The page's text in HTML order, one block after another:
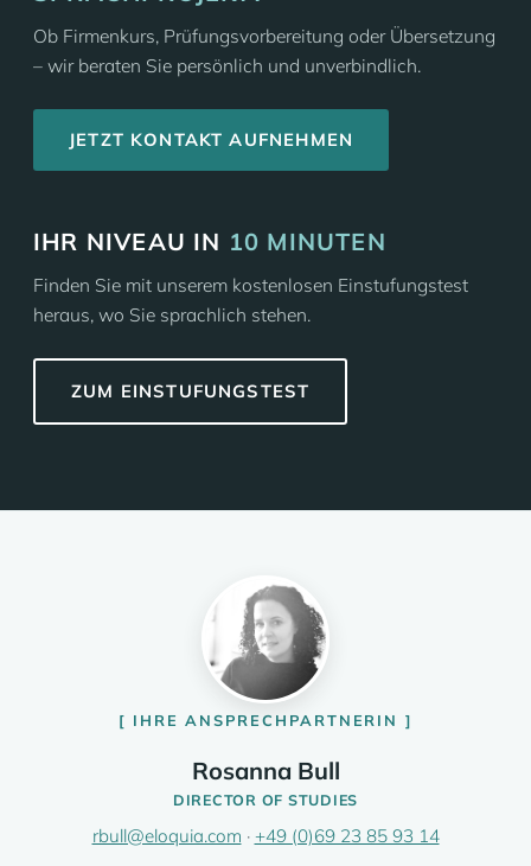
Ob Firmenkurs, Prüfungsvorbereitung oder Übersetzung
– wir beraten Sie persönlich und unverbindlich.
JETZT KONTAKT AUFNEHMEN
IHR NIVEAU IN 10 MINUTEN
Finden Sie mit unserem kostenlosen Einstufungstest
heraus, wo Sie sprachlich stehen.
ZUM EINSTUFUNGSTEST
IHRE ANSPRECHPARTNERIN
Rosanna Bull
DIRECTOR OF STUDIES
rbull@eloquia.com · +49 (0)69 23 85 93 14